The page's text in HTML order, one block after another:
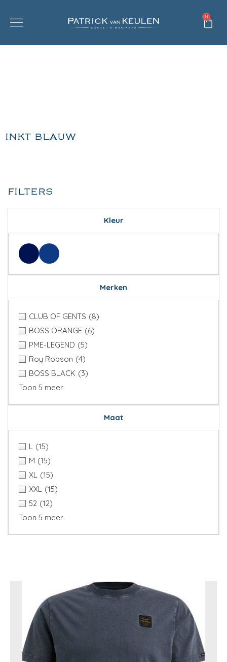
0
INKT BLAUW
FILTERS
Kleur
Merken
CLUB OF GENTS (8)
BOSS ORANGE (6)
PME-LEGEND (5)
Roy Robson (4)
BOSS BLACK (3)
Toon 5 meer
Maat
L (15)
M (15)
XL (15)
XXL (15)
52 (12)
Toon 5 meer